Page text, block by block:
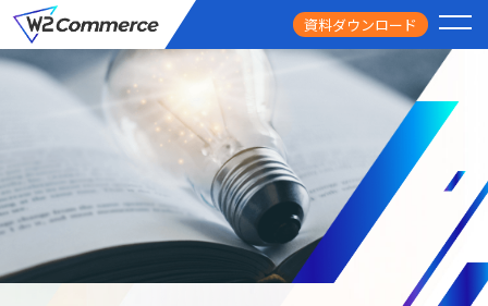
資料ダウンロード
サービス
PRICE
料金
FEATURE